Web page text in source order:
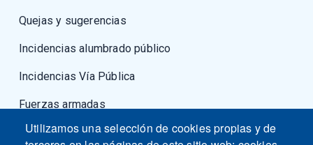
Quejas y sugerencias
Incidencias alumbrado público
Incidencias Vía Pública
Fuerzas armadas
Utilizamos una selección de cookies propias y de